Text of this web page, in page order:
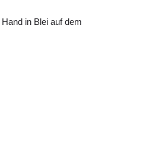
in Blei auf dem